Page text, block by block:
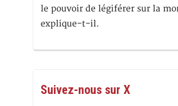
le pouvoir de légiférer sur la
explique-t-il.
Suivez-nous sur X